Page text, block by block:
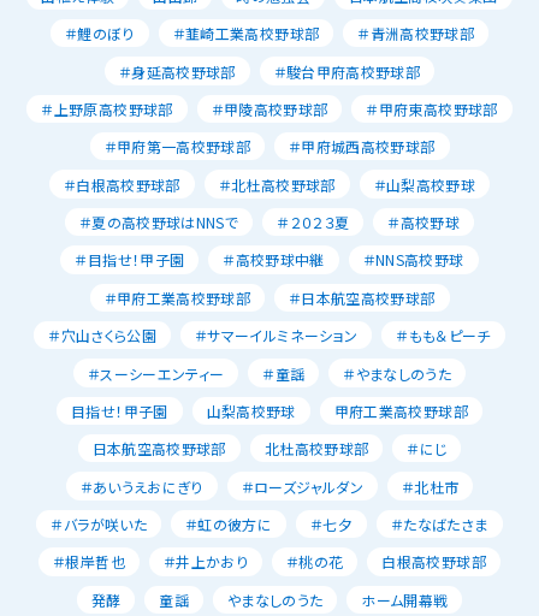
＃鯉のぼり
＃韮崎工業高校野球部
＃青洲高校野球部
＃身延高校野球部
＃駿台甲府高校野球部
＃上野原高校野球部
＃甲陵高校野球部
＃甲府東高校野球部
＃甲府第一高校野球部
＃甲府城西高校野球部
＃白根高校野球部
＃北杜高校野球部
＃山梨高校野球
＃夏の高校野球はNNSで
＃２０２３夏
＃高校野球
＃目指せ！甲子園
＃高校野球中継
＃NNS高校野球
＃甲府工業高校野球部
＃日本航空高校野球部
＃穴山さくら公園
＃サマーイルミネーション
＃もも＆ピーチ
＃スーシーエンティー
＃童謡
＃やまなしのうた
目指せ！甲子園
山梨高校野球
甲府工業高校野球部
日本航空高校野球部
北杜高校野球部
＃にじ
＃あいうえおにぎり
＃ローズジャルダン
＃北杜市
＃バラが咲いた
＃虹の彼方に ＃七夕
＃たなばたさま
＃根岸哲也
＃井上かおり ＃桃の花
白根高校野球部
発酵
童謡 やまなしのうた
ホーム開幕戦